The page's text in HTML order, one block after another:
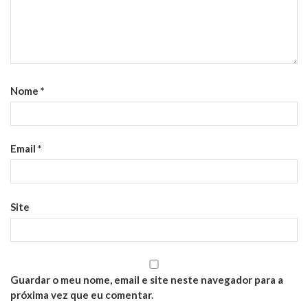
Nome *
Email *
Site
Guardar o meu nome, email e site neste navegador para a
próxima vez que eu comentar.